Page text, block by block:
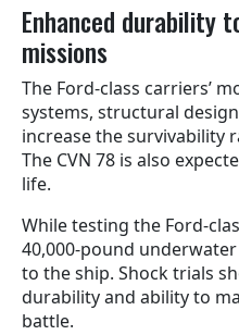
Enhanced durability
missions
The Ford-class carriers’
systems, structural
increase the survivability
The CVN 78 is also
life.
While testing the Ford-
40,000-pound
to the ship. Shock trials
durability and ability to
battle.